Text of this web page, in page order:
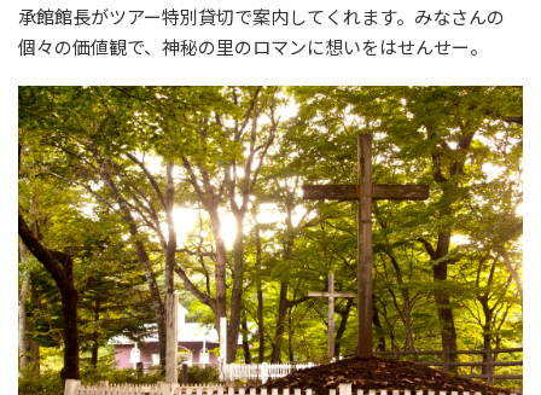
承館館長がツアー特別貸切で案内してくれます。みなさんの
個々の価値観で、神秘の里のロマンに想いをはせんせー。